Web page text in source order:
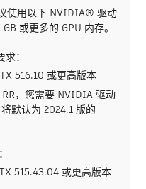
使用以下 NVIDIA® 驱动
或更多的 GPU 内存。
：
516.10 或更高版本
，您需要 NVIDIA 驱动
默认为 2024.1 版的
515.43.04 或更高版本